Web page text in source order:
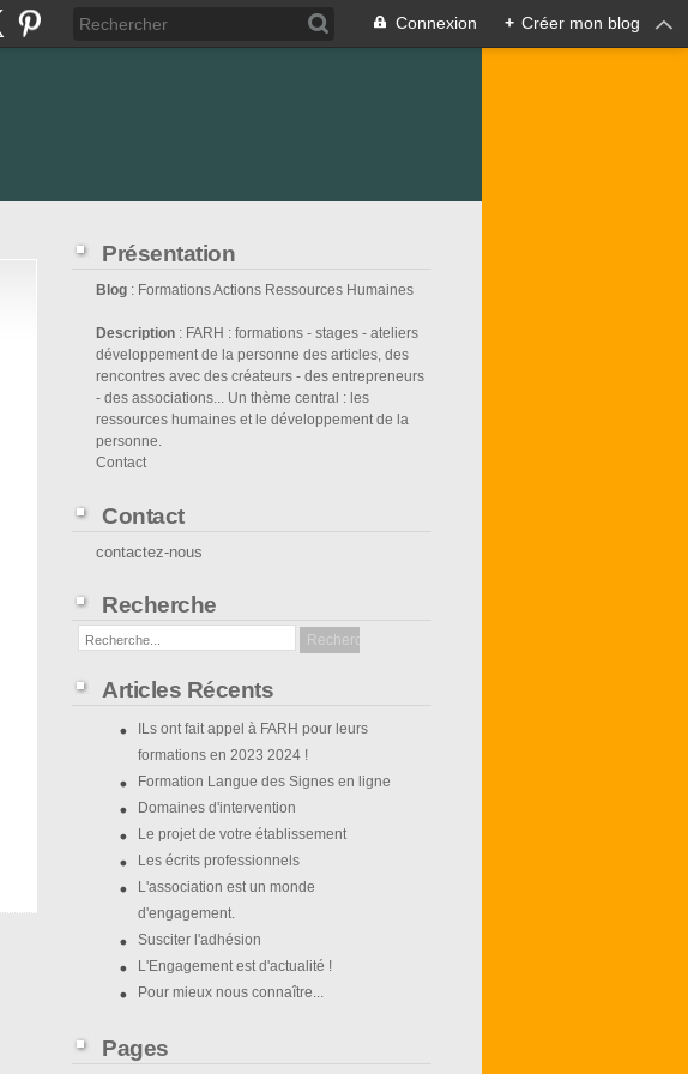
Connexion + Créer mon blog
Présentation
Blog : Formations Actions Ressources Humaines
Description : FARH : formations - stages - ateliers
développement de la personne des articles, des
rencontres avec des créateurs - des entrepreneurs
- des associations... Un thème central : les
ressources humaines et le développement de la
personne.
Contact
Contact
contactez-nous
Recherche
Articles Récents
ILs ont fait appel à FARH pour leurs
formations en 2023 2024 !
Formation Langue des Signes en ligne
Domaines d'intervention
Le projet de votre établissement
Les écrits professionnels
L'association est un monde
d'engagement.
Susciter l'adhésion
L'Engagement est d'actualité !
Pour mieux nous connaître...
Pages